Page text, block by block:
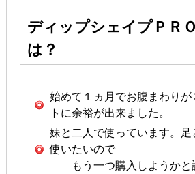
ディップシェイプＰＲ
は？
始めて１ヵ月でお腹まわりが
トに余裕が出来ました。
妹と二人で使っています。足
使いたいので
もう一つ購入しようかと